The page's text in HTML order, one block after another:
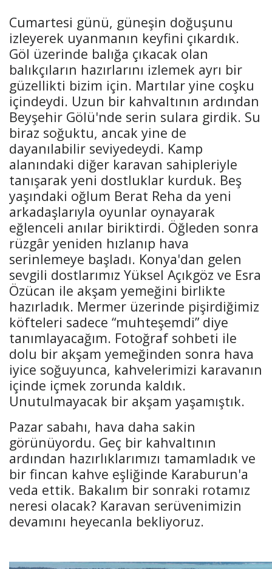
Cumartesi günü, güneşin doğuşunu
izleyerek uyanmanın keyfini çıkardık.
Göl üzerinde balığa çıkacak olan
balıkçıların hazırlarını izlemek ayrı bir
güzellikti bizim için. Martılar yine coşku
içindeydi. Uzun bir kahvaltının ardından
Beyşehir Gölü'nde serin sulara girdik. Su
biraz soğuktu, ancak yine de
dayanılabilir seviyedeydi. Kamp
alanındaki diğer karavan sahipleriyle
tanışarak yeni dostluklar kurduk. Beş
yaşındaki oğlum Berat Reha da yeni
arkadaşlarıyla oyunlar oynayarak
eğlenceli anılar biriktirdi. Öğleden sonra
rüzgâr yeniden hızlanıp hava
serinlemeye başladı. Konya'dan gelen
sevgili dostlarımız Yüksel Açıkgöz ve Esra
Özücan ile akşam yemeğini birlikte
hazırladık. Mermer üzerinde pişirdiğimiz
köfteleri sadece “muhteşemdi” diye
tanımlayacağım. Fotoğraf sohbeti ile
dolu bir akşam yemeğinden sonra hava
iyice soğuyunca, kahvelerimizi karavanın
içinde içmek zorunda kaldık.
Unutulmayacak bir akşam yaşamıştık.
Pazar sabahı, hava daha sakin
görünüyordu. Geç bir kahvaltının
ardından hazırlıklarımızı tamamladık ve
bir fincan kahve eşliğinde Karaburun'a
veda ettik. Bakalım bir sonraki rotamız
neresi olacak? Karavan serüvenimizin
devamını heyecanla bekliyoruz.